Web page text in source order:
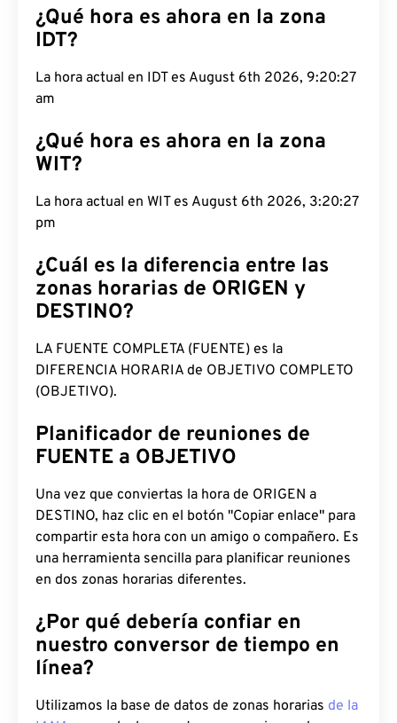
¿Qué hora es ahora en la zona
IDT?
La hora actual en IDT es August 6th 2026, 9:20:28
am
¿Qué hora es ahora en la zona
WIT?
La hora actual en WIT es August 6th 2026, 3:20:28
pm
¿Cuál es la diferencia entre las
zonas horarias de ORIGEN y
DESTINO?
LA FUENTE COMPLETA (FUENTE) es la
DIFERENCIA HORARIA de OBJETIVO COMPLETO
(OBJETIVO).
Planificador de reuniones de
FUENTE a OBJETIVO
Una vez que conviertas la hora de ORIGEN a
DESTINO, haz clic en el botón "Copiar enlace" para
compartir esta hora con un amigo o compañero. Es
una herramienta sencilla para planificar reuniones
en dos zonas horarias diferentes.
¿Por qué debería confiar en
nuestro conversor de tiempo en
línea?
Utilizamos la base de datos de zonas horarias de la